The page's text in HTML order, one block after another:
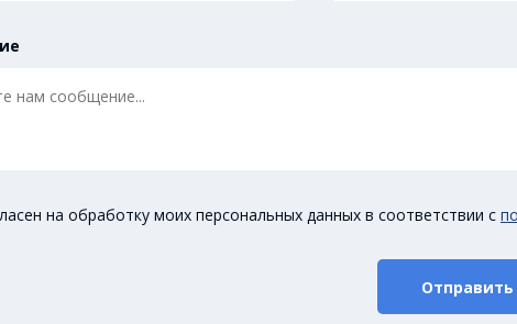
на обработку моих персональных данных в соответствии с